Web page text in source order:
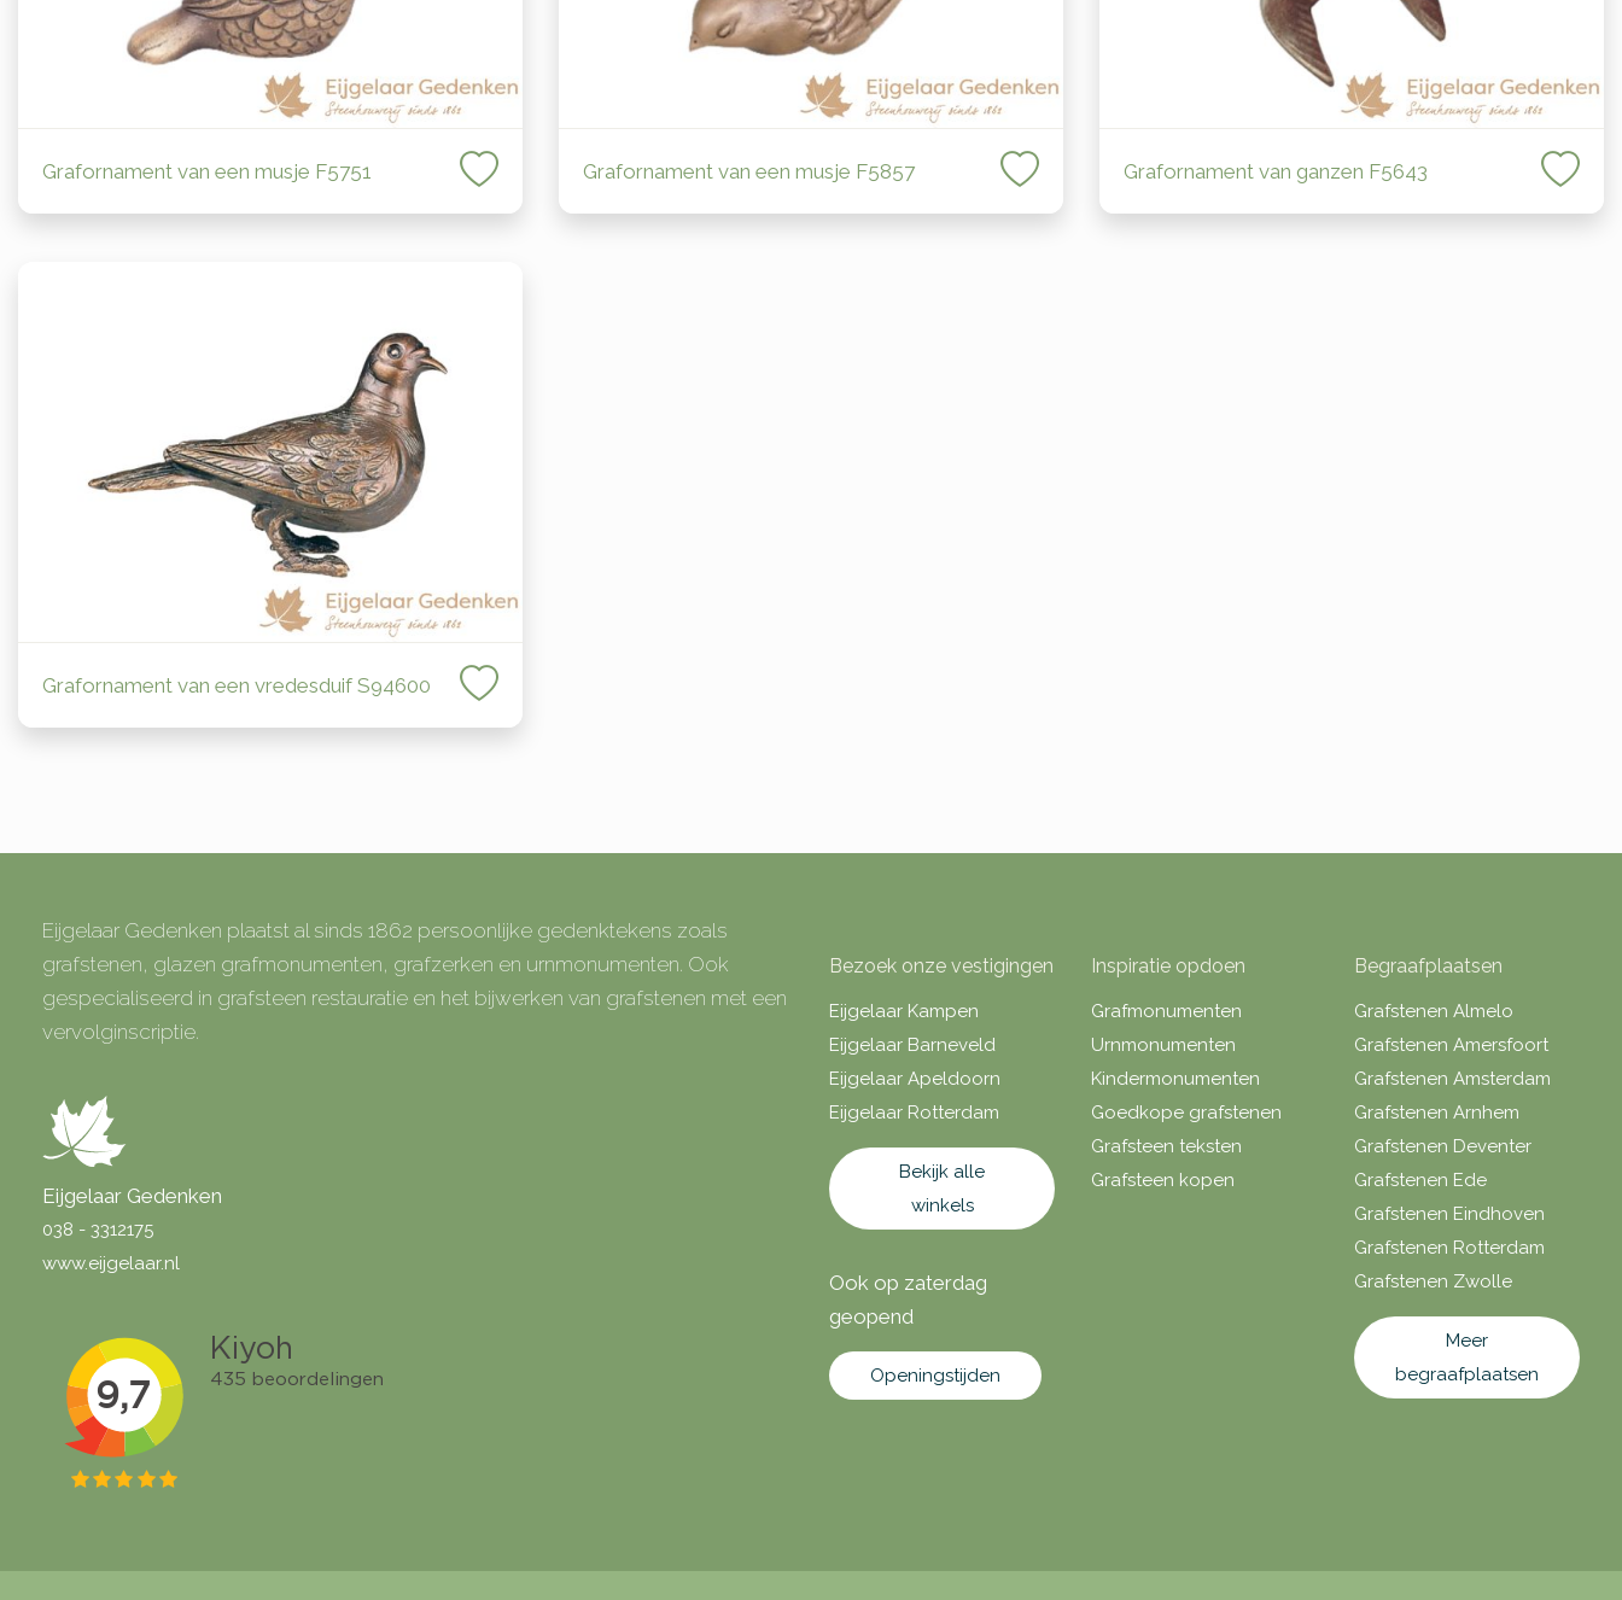
Grafornament van een musje F5751 Grafornament van een musje F5857 Grafornament van ganzen F5643
Grafornament van een vredesduif S94600
Eijgelaar Gedenken plaatst al sinds 1862 persoonlijke gedenktekens zoals
grafstenen, glazen grafmonumenten, grafzerken en urnmonumenten. Ook
gespecialiseerd in grafsteen restauratie en het bijwerken van grafstenen met een
vervolginscriptie.
Eijgelaar Gedenken
038 - 3312175
www.eijgelaar.nl
Bezoek onze vestigingen
Eijgelaar Kampen
Eijgelaar Barneveld
Eijgelaar Apeldoorn
Eijgelaar Rotterdam
Bekijk alle
winkels
Ook op zaterdag
geopend
Openingstijden
Inspiratie opdoen
Grafmonumenten
Urnmonumenten
Kindermonumenten
Goedkope grafstenen
Grafsteen teksten
Grafsteen kopen
Begraafplaatsen
Grafstenen Almelo
Grafstenen Amersfoort
Grafstenen Amsterdam
Grafstenen Arnhem
Grafstenen Deventer
Grafstenen Ede
Grafstenen Eindhoven
Grafstenen Rotterdam
Grafstenen Zwolle
Meer
begraafplaatsen